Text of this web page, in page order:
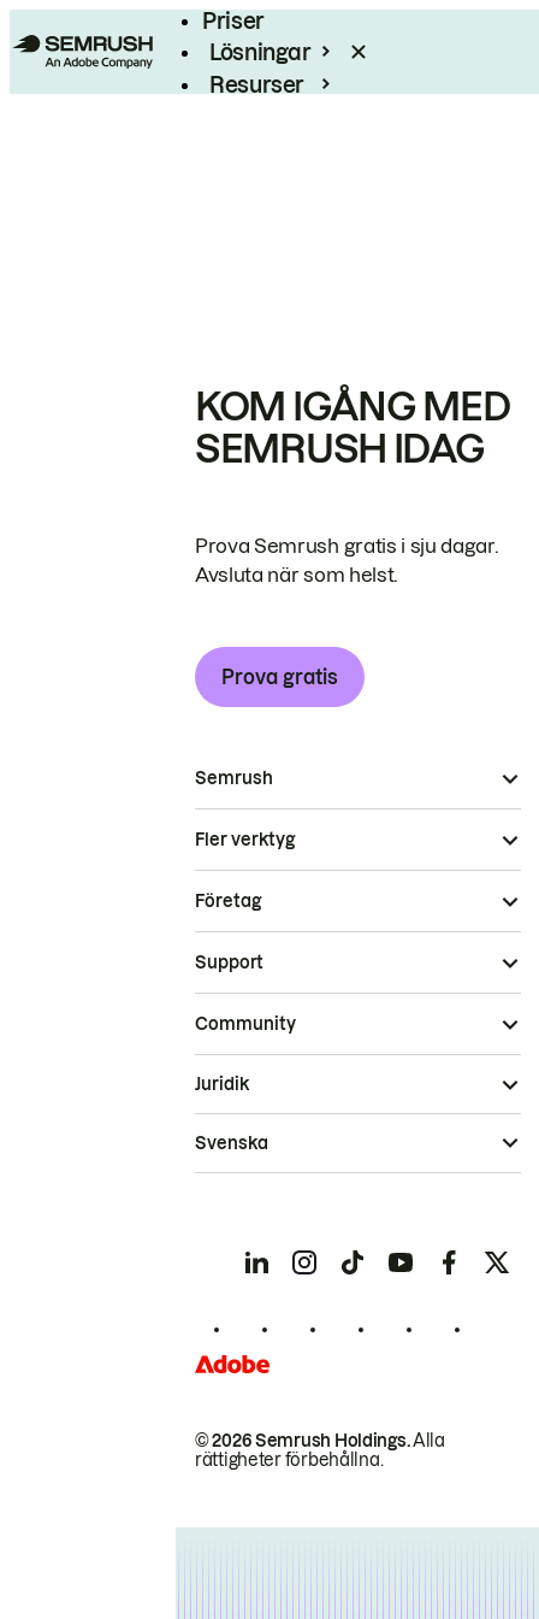
Priser
Lösningar
Resurser
KOM IGÅNG MED
SEMRUSH IDAG
Prova Semrush gratis i sju dagar.
Avsluta när som helst.
Prova gratis
Semrush
Fler verktyg
Företag
Support
Community
© 2026 Semrush Holdings.Alla
rättigheter förbehållna.
Juridik
Svenska